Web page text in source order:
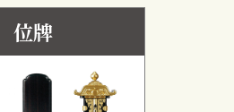
位牌